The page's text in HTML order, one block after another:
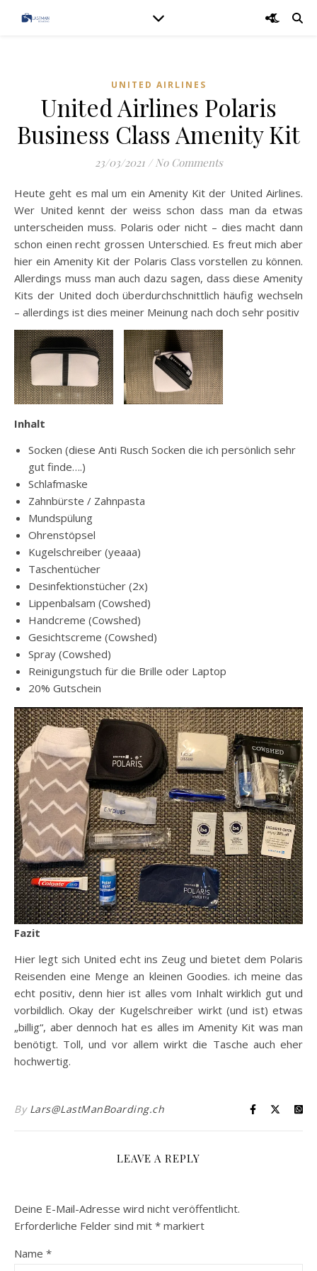
UNITED AIRLINES
United Airlines Polaris
Business Class Amenity Kit
23/03/2021 / No Comments
Heute geht es mal um ein Amenity Kit der United Airlines.
Wer United kennt der weiss schon dass man da etwas
unterscheiden muss. Polaris oder nicht – dies macht dann
schon einen recht grossen Unterschied. Es freut mich aber
hier ein Amenity Kit der Polaris Class vorstellen zu können.
Allerdings muss man auch dazu sagen, dass diese Amenity
Kits der United doch überdurchschnittlich häufig wechseln
– allerdings ist dies meiner Meinung nach doch sehr positiv
Inhalt
Socken (diese Anti Rusch Socken die ich persönlich sehr
gut finde….)
Schlafmaske
Zahnbürste / Zahnpasta
Mundspülung
Ohrenstöpsel
Kugelschreiber (yeaaa)
Taschentücher
Desinfektionstücher (2x)
Lippenbalsam (Cowshed)
Handcreme (Cowshed)
Gesichtscreme (Cowshed)
Spray (Cowshed)
Reinigungstuch für die Brille oder Laptop
20% Gutschein
Fazit
Hier legt sich United echt ins Zeug und bietet dem Polaris
Reisenden eine Menge an kleinen Goodies. ich meine das
echt positiv, denn hier ist alles vom Inhalt wirklich gut und
vorbildlich. Okay der Kugelschreiber wirkt (und ist) etwas
„billig“, aber dennoch hat es alles im Amenity Kit was man
benötigt. Toll, und vor allem wirkt die Tasche auch eher
hochwertig.
By Lars@LastManBoarding.ch
LEAVE A REPLY
Deine E-Mail-Adresse wird nicht veröffentlicht.
Erforderliche Felder sind mit * markiert
Name *